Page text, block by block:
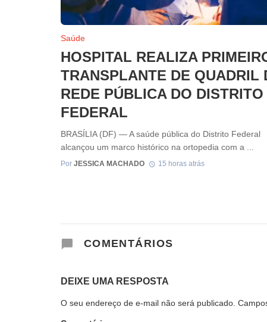
Saúde
HOSPITAL REALIZA
TRANSPLANTE DE QUADRIL
REDE PÚBLICA DO DISTRITO
FEDERAL
BRASÍLIA (DF) — A saúde pública do Distrito Federal
alcançou um marco histórico na ortopedia com a ...
Por JESSICA MACHADO 15 horas atrás
COMENTÁRIOS
DEIXE UMA RESPOSTA
O seu endereço de e-mail não será publicado.